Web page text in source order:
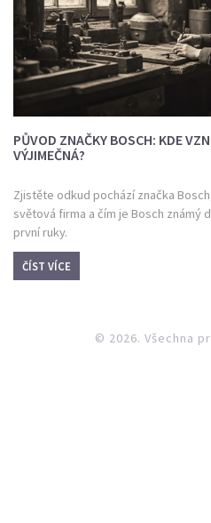
PŮVOD ZNAČKY BOSCH: KDE
VÝJIMEČNÁ?
Zjistěte odkud pochází značka
světová firma a čím je Bosch známý
první ruky.
ČÍST VÍCE
© 2026. Všechna